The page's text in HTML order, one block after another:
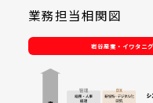
業務担当相関図
岩谷産業・イワタニ